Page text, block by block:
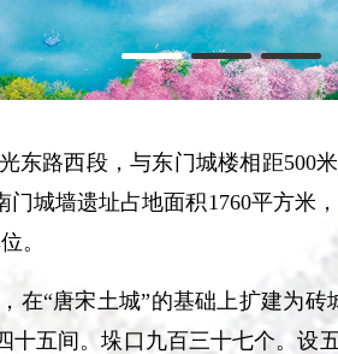
路西段，与东门城楼相距500
城墙遗址占地面积1760平方米
。
在“唐宋土城”的基础上扩建为
五间。垛口九百三十七个。设